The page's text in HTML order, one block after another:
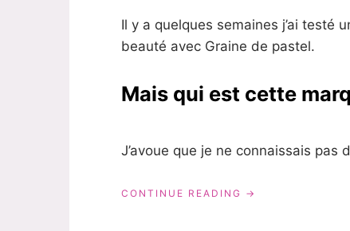
Il y a quelques semaines j’ai testé
beauté avec Graine de pastel.
Mais qui est cette
J’avoue que je ne connaissais pas
CONTINUE READING « MON